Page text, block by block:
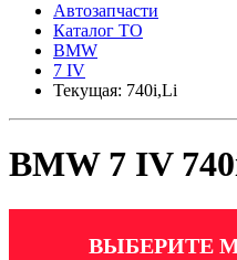
Автозапчасти
Каталог ТО
BMW
7 IV
Текущая: 740i,Li
BMW 7 IV
ВЫБЕРИТЕ